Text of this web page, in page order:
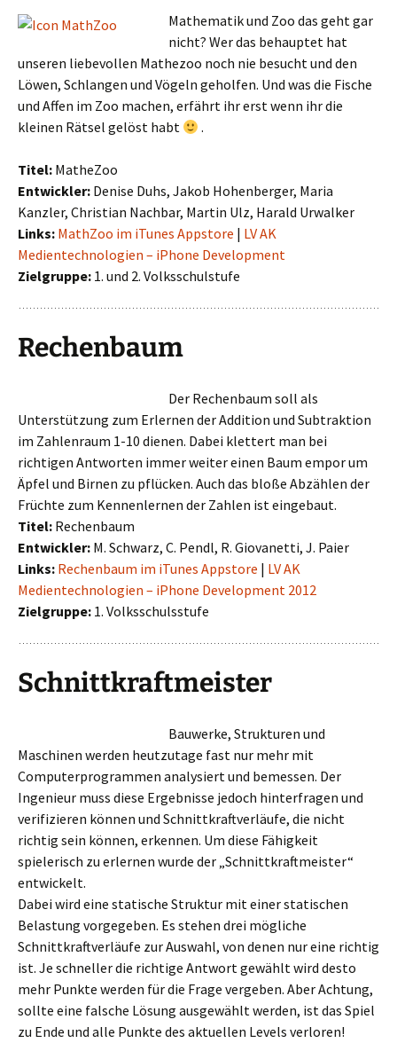
Mathematik und Zoo das geht gar
nicht? Wer das behauptet hat
unseren liebevollen Mathezoo noch nie besucht und den
Löwen, Schlangen und Vögeln geholfen. Und was die Fische
und Affen im Zoo machen, erfährt ihr erst wenn ihr die
kleinen Rätsel gelöst habt
.
Titel: MatheZoo
Entwickler: Denise Duhs, Jakob Hohenberger, Maria
Kanzler, Christian Nachbar, Martin Ulz, Harald Urwalker
Links: MathZoo im iTunes Appstore | LV AK
Medientechnologien – iPhone Development
Zielgruppe: 1. und 2. Volksschulstufe
Rechenbaum
Der Rechenbaum soll als
Unterstützung zum Erlernen der Addition und Subtraktion
im Zahlenraum 1-10 dienen. Dabei klettert man bei
richtigen Antworten immer weiter einen Baum empor um
Äpfel und Birnen zu pflücken. Auch das bloße Abzählen der
Früchte zum Kennenlernen der Zahlen ist eingebaut.
Titel: Rechenbaum
Entwickler: M. Schwarz, C. Pendl, R. Giovanetti, J. Paier
Links: Rechenbaum im iTunes Appstore | LV AK
Medientechnologien – iPhone Development 2012
Zielgruppe: 1. Volksschulsstufe
Schnittkraftmeister
Bauwerke, Strukturen und
Maschinen werden heutzutage fast nur mehr mit
Computerprogrammen analysiert und bemessen. Der
Ingenieur muss diese Ergebnisse jedoch hinterfragen und
verifizieren können und Schnittkraftverläufe, die nicht
richtig sein können, erkennen. Um diese Fähigkeit
spielerisch zu erlernen wurde der „Schnittkraftmeister“
entwickelt.
Dabei wird eine statische Struktur mit einer statischen
Belastung vorgegeben. Es stehen drei mögliche
Schnittkraftverläufe zur Auswahl, von denen nur eine richtig
ist. Je schneller die richtige Antwort gewählt wird desto
mehr Punkte werden für die Frage vergeben. Aber Achtung,
sollte eine falsche Lösung ausgewählt werden, ist das Spiel
zu Ende und alle Punkte des aktuellen Levels verloren!